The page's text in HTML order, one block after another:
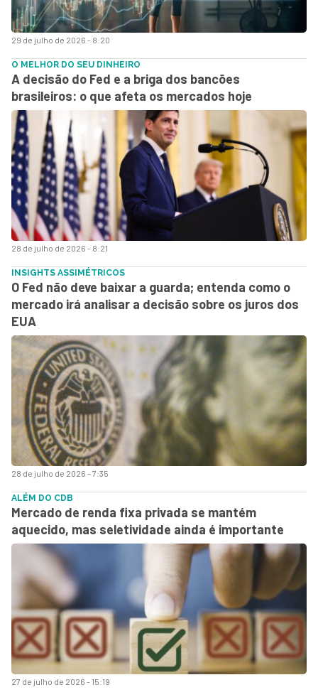
29 de julho de 2026 - 8:20
28 de julho de 2026 - 8:21
O MELHOR DO SEU DINHEIRO
A decisão do Fed e a briga dos bancões
brasileiros: o que afeta os mercados hoje
28 de julho de 2026 - 7:35
INSIGHTS ASSIMÉTRICOS
O Fed não deve baixar a guarda; entenda como o
mercado irá analisar a decisão sobre os juros dos
EUA
27 de julho de 2026 - 15:19
ALÉM DO CDB
Mercado de renda fixa privada se mantém
aquecido, mas seletividade ainda é importante